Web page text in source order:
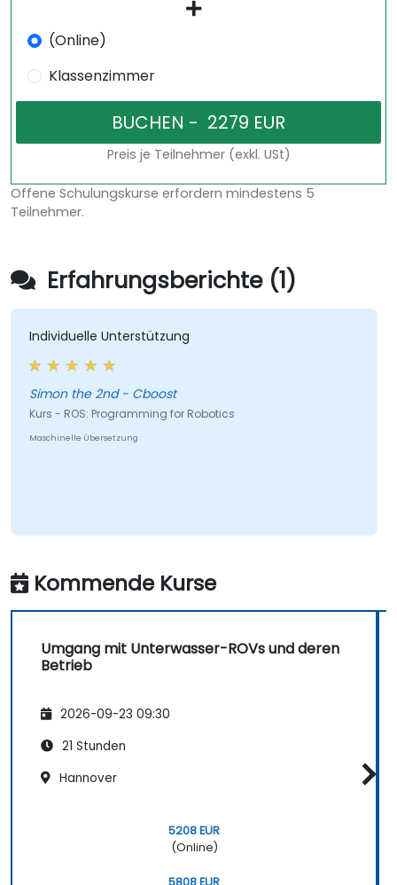
(Online)
Klassenzimmer
Preis je Teilnehmer (exkl. USt)
Offene Schulungskurse erfordern mindestens 5
Teilnehmer.
Erfahrungsberichte (1)
Individuelle Unterstützung
Simon the 2nd - Cboost
Kurs - ROS: Programming for Robotics
Maschinelle Übersetzung
Kommende Kurse
Umgang mit Unterwasser-ROVs und deren
Betrieb
2026-09-23 09:30
21 Stunden
Hannover
5208 EUR
(Online)
5808 EUR